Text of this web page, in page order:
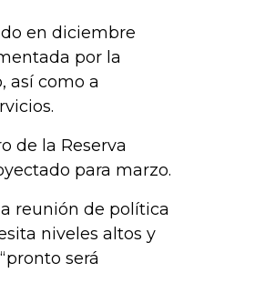
en diciembre
por la
así como a
de la Reserva
para marzo.
reunión de política
niveles altos y
será